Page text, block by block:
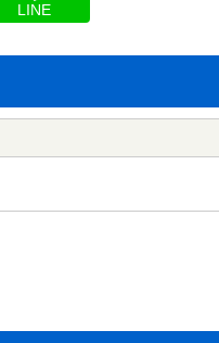
LINE